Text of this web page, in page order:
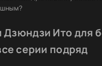
Ито для
серии подряд